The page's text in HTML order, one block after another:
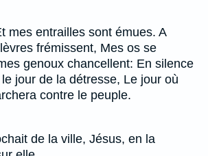
mes entrailles sont émues. A
frémissent, Mes os se
genoux chancellent: En silence
jour de la détresse, Le jour où
contre le peuple.
de la ville, Jésus, en la